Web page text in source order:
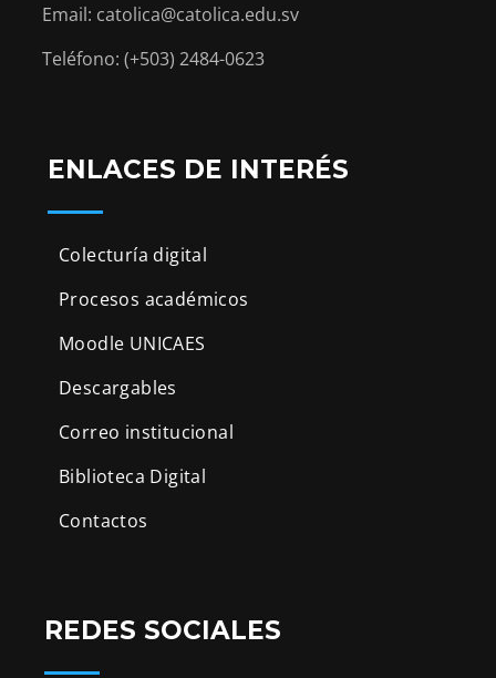
Email: catolica@catolica.edu.sv
Teléfono: (+503) 2484-0623
ENLACES DE INTERÉS
Colecturía digital
Procesos académicos
Moodle UNICAES
Descargables
Correo institucional
Biblioteca Digital
Contactos
REDES SOCIALES